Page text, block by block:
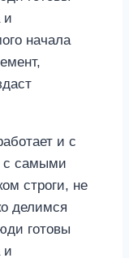
и
начала